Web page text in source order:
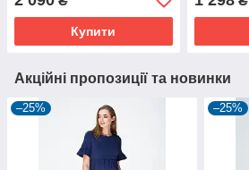
Купити
Акційні пропозиції та новинки
–25% –25%